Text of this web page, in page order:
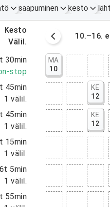
saapuminen kesto
kesto
välil.
10.–16.
30min
stop
MA
10
45min
1 välil.
KE
12
45min
1 välil.
KE
12
15min
1 välil.
5min
1 välil.
55min